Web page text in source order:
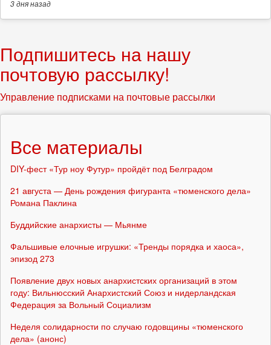
3 дняназад
Подпишитесь на нашу
почтовую рассылку!
Управление подписками на почтовые рассылки
Все материалы
DIY-фест «Тур ноу Футур» пройдёт под Белградом
21 августа — День рождения фигуранта «тюменского дела»
Романа Паклина
Буддийские анархисты — Мьянме
Фальшивые елочные игрушки: «Тренды порядка и хаоса»,
эпизод 273
Появление двух новых анархистских организаций в этом
году: Вильнюсский Анархистский Союз и нидерландская
Федерация за Вольный Социализм
Неделя солидарности по случаю годовщины «тюменского
дела» (анонс)